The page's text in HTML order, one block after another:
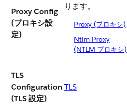
Proxy Config
(プロキシ設
定)
ります。
Proxy (プロキシ)
Ntlm Proxy
(NTLM プロキシ)
TLS
Configuration
(TLS 設定)
TLS